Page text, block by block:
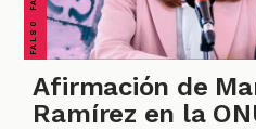
Afirmación de
Ramírez en la